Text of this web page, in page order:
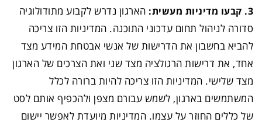
3. קבעו מדיניות מעשית:
הארגון נדרש לקבוע מתודולוגיה
סדורה לניהול תחום עדכוני התוכנה. המדיניות הזו צריכה
להביא בחשבון את הדרישות של אנשי אבטחת המידע מצד
אחד, את דרישות הרגולציה מצד שני ואת הצרכים של הארגון
מצד שלישי. המדיניות הזו צריכה להיות ברורה לכלל
המשתמשים בארגון, לשמש עבורם מצפן ולהכפיף אותם לסט
של כללים החוזר על עצמו. המדיניות מיועדת לאפשר יישום